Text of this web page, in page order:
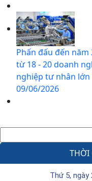
Phấn đấu đến
từ 18 - 20 doanh
nghiệp tư nhân lớn
09/06/2026
THỜI
Thứ 5, ngày